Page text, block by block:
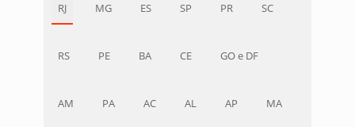
RJ MG ES SP PR SC
RS PE BA CE GO e DF
AM PA AC AL AP MA